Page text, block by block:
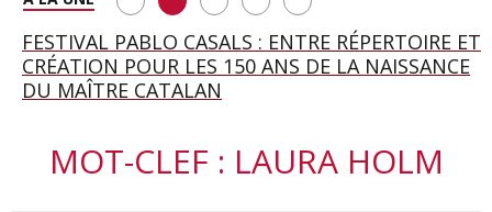
SAINT FRANÇOIS D’ASSISE À SALZBOURG, UNE
SOIRÉE IMMENSE PORTÉE PAR ROMEO
CASTELLUCCI ET MAXIME PASCAL
FESTIVAL PABLO CASALS : ENTRE RÉPERTOIRE ET
CRÉATION POUR LES 150 ANS DE LA NAISSANCE
DU MAÎTRE CATALAN
A BAYREUTH, LE 150E ANNIVERSAIRE DU RING
WAGNÉRIEN GÉNÉRÉ PAR L’IA
BETSY JOLAS FÊTE SON CENTIÈME
ANNIVERSAIRE
GEORGE BENJAMIN : « MES PARENTS AVAIENT
CETTE EXIGENCE DE L’OBJET CISELÉ »
MOT-CLEF : LAURA HOLM